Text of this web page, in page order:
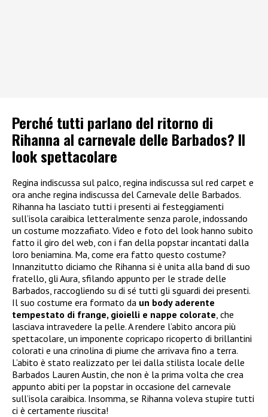
Perché tutti parlano del ritorno di
Rihanna al carnevale delle Barbados? Il
look spettacolare
Regina indiscussa sul palco, regina indiscussa sul red carpet e
ora anche regina indiscussa del Carnevale delle Barbados.
Rihanna ha lasciato tutti i presenti ai festeggiamenti
sull’isola caraibica letteralmente senza parole, indossando
un costume mozzafiato. Video e foto del look hanno subito
fatto il giro del web, con i fan della popstar incantati dalla
loro beniamina. Ma, come era fatto questo costume?
Innanzitutto diciamo che Rihanna si è unita alla band di suo
fratello, gli Aura, sfilando appunto per le strade delle
Barbados, raccogliendo su di sé tutti gli sguardi dei presenti.
Il suo costume era formato da un body aderente
tempestato di frange, gioielli e nappe colorate , che
lasciava intravedere la pelle. A rendere l’abito ancora più
spettacolare, un imponente copricapo ricoperto di brillantini
colorati e una crinolina di piume che arrivava fino a terra.
L’abito è stato realizzato per lei dalla stilista locale delle
Barbados Lauren Austin, che non è la prima volta che crea
appunto abiti per la popstar in occasione del carnevale
sull’isola caraibica. Insomma, se Rihanna voleva stupire tutti
ci è certamente riuscita!